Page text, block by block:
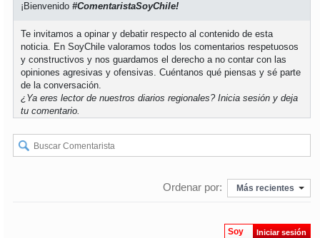
soyconcepción
soy coronel
soyarauco
soytemuco
soyvaldivia
¡Bienvenido#ComentaristaSoyChile!
Te invitamos a opinar y debatir respecto al contenido de esta
noticia. En SoyChile valoramos todos los comentarios respetuosos
y constructivos y nos guardamos el derecho a no contar con las
opiniones agresivas y ofensivas. Cuéntanos qué piensas y sé parte
de la conversación.
¿Ya eres lector de nuestros diarios regionales?Inicia sesión y deja
tu comentario.
Ordenar por: Más recientes
Soy Iniciar sesión